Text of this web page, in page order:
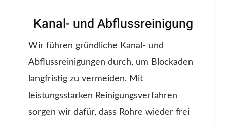
Kanal- und Abflussreinigung
Wir führen gründliche Kanal- und
Abflussreinigungen durch, um Blockaden
langfristig zu vermeiden. Mit
leistungsstarken Reinigungsverfahren
sorgen wir dafür, dass Rohre wieder frei